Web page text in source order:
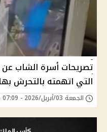
تصريحات أسرة الشاب عن
التي اتهمته بالتحرش بها
الجمعة 03/أبريل/2026 - 07:09 م